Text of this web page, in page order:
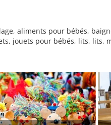
aliments pour bébés,
jouets pour bébés, lits, lits,